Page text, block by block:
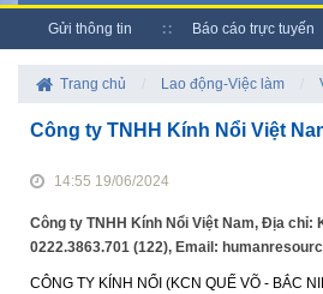
Gửi thông tin Báo cáo trực tuyến
Trang chủ Lao động-Việc làm
Công ty TNHH Kính Nổi Việt
14:55 19/06/2024
Công ty TNHH Kính Nổi Việt Nam, Địa chỉ:
0222.3863.701 (122), Email:
CÔNG TY KÍNH NỔI (KCN QUẾ VÕ - BẮC